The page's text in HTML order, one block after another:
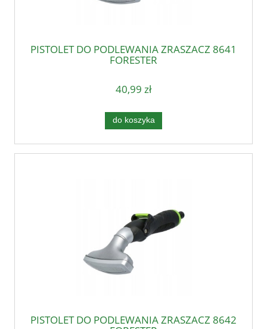
PISTOLET DO PODLEWANIA ZRASZACZ 8641
FORESTER
40,99 zł
do koszyka
PISTOLET DO PODLEWANIA ZRASZACZ 8642